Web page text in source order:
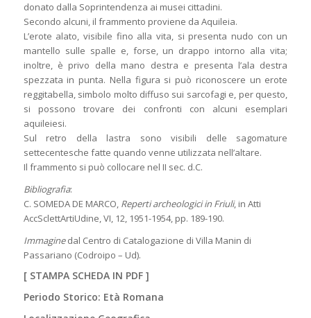
donato dalla Soprintendenza ai musei cittadini.
Secondo alcuni, il frammento proviene da Aquileia.
L’erote alato, visibile fino alla vita, si presenta nudo con un
mantello sulle spalle e, forse, un drappo intorno alla vita;
inoltre, è privo della mano destra e presenta l’ala destra
spezzata in punta. Nella figura si può riconoscere un erote
reggitabella, simbolo molto diffuso sui sarcofagi e, per questo,
si possono trovare dei confronti con alcuni esemplari
aquileiesi.
Sul retro della lastra sono visibili delle sagomature
settecentesche fatte quando venne utilizzata nell’altare.
Il frammento si può collocare nel II sec. d.C.
Bibliografia:
C. SOMEDA DE MARCO, Reperti archeologici in Friuli, in Atti
AccSclettArtiUdine, VI, 12, 1951-1954, pp. 189-190.
Immaginedal Centro di Catalogazione di Villa Manin di
Passariano (Codroipo – Ud).
[ STAMPA SCHEDA IN PDF]
Periodo Storico: Età Romana